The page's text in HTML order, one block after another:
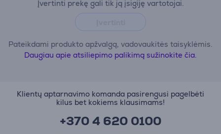
Įvertinti prekę gali tik ją įsigiję vartotojai.
Pateikdami produkto apžvalgą, vadovaukitės taisyklėmis.
Daugiau apie atsiliepimo palikimą sužinokite čia.
Klientų aptarnavimo komanda pasirengusi pagelbėti
kilus bet kokiems klausimams!
+370 4 620 0100